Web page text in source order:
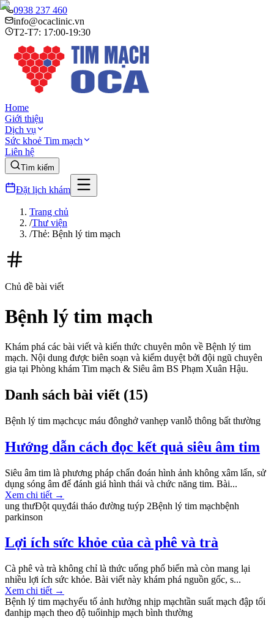
0938 237 460
info@ocaclinic.vn
T2-T7: 17:00-19:30
Home
Giới thiệu
Dịch vụ
Sức khoẻ Tim mạch
Liên hệ
Tìm kiếm
Đặt lịch khám
Trang chủ
/Thư viện
/Thẻ: Bệnh lý tim mạch
Chủ đề bài viết
Bệnh lý tim mạch
Khám phá các bài viết và kiến thức chuyên môn về Bệnh lý tim
mạch. Nội dung được biên soạn và kiểm duyệt bởi đội ngũ chuyên
gia tại Phòng khám Tim mạch & Siêu âm BS Phạm Xuân Hậu.
Danh sách bài viết (15)
Bệnh lý tim mạchcục máu đônghở vanhẹp vanlỗ thông bất thường
Hướng dẫn cách đọc kết quả siêu âm tim
Siêu âm tim là phương pháp chẩn đoán hình ảnh không xâm lấn, sử
dụng sóng âm để đánh giá hình thái và chức năng tim. Bài...
Xem chi tiết →
ung thưĐột quỵđái tháo đường tuýp 2Bệnh lý tim mạchbệnh
parkinson
Lợi ích sức khỏe của cà phê và trà
Cà phê và trà không chỉ là thức uống phổ biến mà còn mang lại
nhiều lợi ích sức khỏe. Bài viết này khám phá nguồn gốc, s...
Xem chi tiết →
Bệnh lý tim mạchyếu tố ảnh hưởng nhịp mạchtần suất mạch đập tối
đanhịp mạch theo độ tuổinhịp mạch bình thường